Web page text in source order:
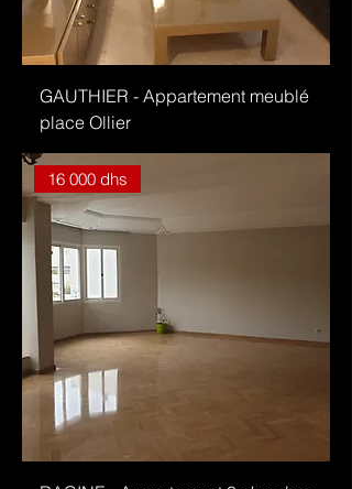
GAUTHIER - Appartement meublé
place Ollier
16 000 dhs